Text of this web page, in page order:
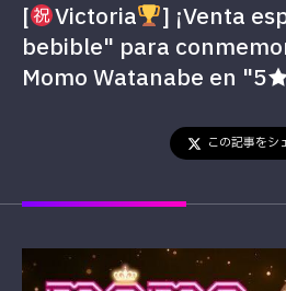
[ Victoria
] ¡Venta
bebible" para
Momo Watanabe en
この記事をシ